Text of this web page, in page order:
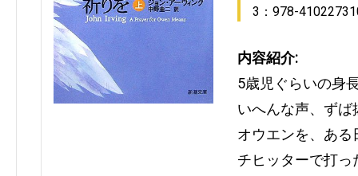
3：978-
内容紹介:
5歳児ぐらいの身
いへんな声、ず
オウエンを、あ
チヒッターで打